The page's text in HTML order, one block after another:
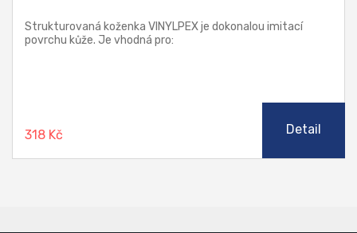
Strukturovaná koženka VINYLPEX je dokonalou imitací
povrchu kůže. Je vhodná pro:
318 Kč Detail